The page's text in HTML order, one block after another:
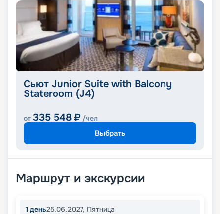
Сьют Junior Suite with Balcony
Stateroom (J4)
от 335 548 ₽ /чел
Выбрать
Маршрут и экскурсии
1 день25.06.2027, Пятница